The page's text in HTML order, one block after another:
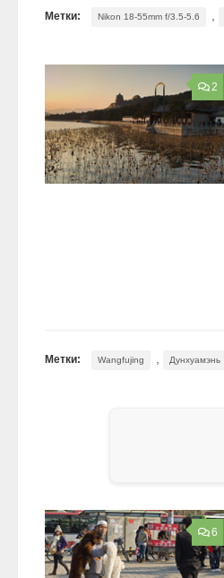
Метки: Nikon 18-55mm f/3.5-5.6 ,
2
Метки: Wangfujing , Дунхуамэнь
6